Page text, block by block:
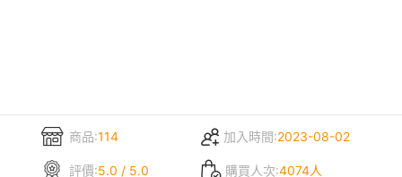
商品:114 加入時間:2023-08-02
評價:5.0 / 5.0 購買人次:4074人